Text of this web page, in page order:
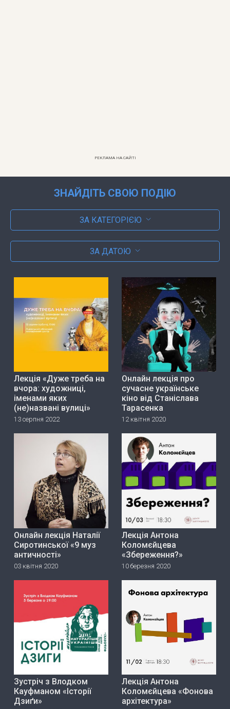
РЕКЛАМА НА САЙТІ
ЗНАЙДІТЬ СВОЮ ПОДІЮ
ЗА КАТЕГОРІЄЮ
ЗА ДАТОЮ
Лекція «Дуже треба на
вчора: художниці,
іменами яких
(не)названі вулиці»
13 серпня 2022
Онлайн лекція про
сучасне українське
кіно від Станіслава
Тарасенка
12 квітня 2020
Онлайн лекція Наталії
Сиротинської «9 муз
античності»
03 квітня 2020
Лекція Антона
Коломєйцева
«Збереження?»
10 березня 2020
Зустріч з Влодком
Кауфманом «Історії
Дзиґи»
Лекція Антона
Коломєйцева «Фонова
архітектура»